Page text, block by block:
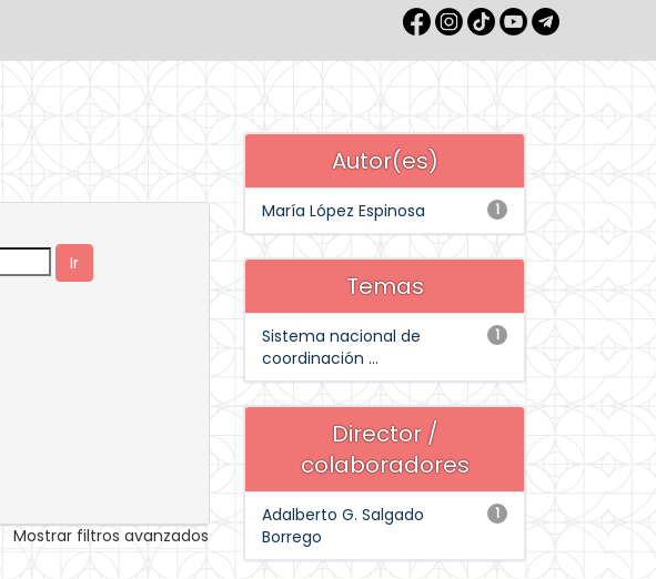
Mostrar filtros avanzados
Autor(es)
1
María López Espinosa
Temas
1
Sistema nacional de
coordinación ...
Director /
colaboradores
1
Adalberto G. Salgado
Borrego